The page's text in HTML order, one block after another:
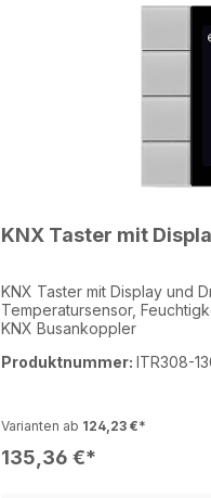
KNX Taster mit
KNX Taster mit Display und
Temperatursensor,
KNX Busankoppler
Produktnummer: ITR308-
Varianten ab 124,23 €*
135,36 €*